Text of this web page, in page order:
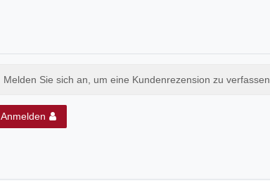
Melden Sie sich an, um eine Kundenrezension zu verfassen.
Anmelden